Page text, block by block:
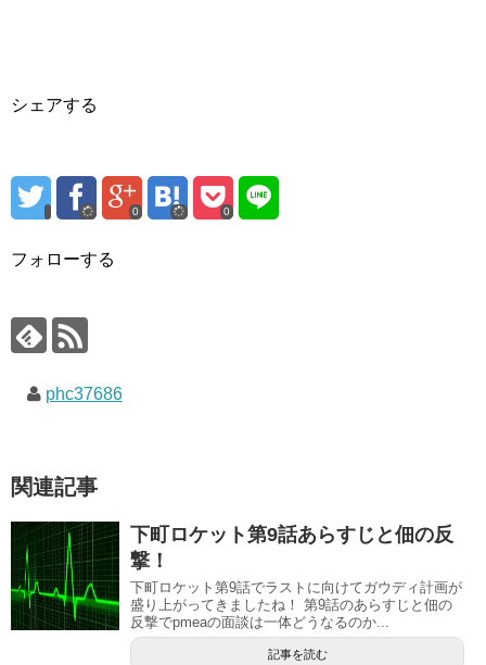
シェアする
0 0
フォローする
phc37686
関連記事
下町ロケット第9話あらすじと佃の反
撃！
下町ロケット第9話でラストに向けてガウディ計画が
盛り上がってきましたね！ 第9話のあらすじと佃の
反撃でpmeaの面談は一体どうなるのか...
記事を読む